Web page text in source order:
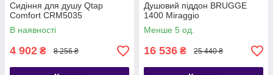
Сидіння для душу Qtap
Comfort CRM5035
В наявності
4 902 ₴ 8 256 ₴
Душовий піддон BRUGGE
1400 Miraggio
Менше 5 од.
16 536 ₴ 25 440 ₴